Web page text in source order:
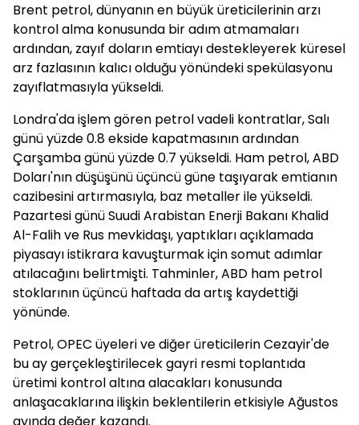
Brent petrol, dünyanın en büyük üreticilerinin arzı
kontrol alma konusunda bir adım atmamaları
ardından, zayıf doların emtiayı destekleyerek küresel
arz fazlasının kalıcı olduğu yönündeki spekülasyonu
zayıflatmasıyla yükseldi.
Londra'da işlem gören petrol vadeli kontratlar, Salı
günü yüzde 0.8 ekside kapatmasının ardından
Çarşamba günü yüzde 0.7 yükseldi. Ham petrol, ABD
Doları'nın düşüşünü üçüncü güne taşıyarak emtianın
cazibesini artırmasıyla, baz metaller ile yükseldi.
Pazartesi günü Suudi Arabistan Enerji Bakanı Khalid
Al-Falih ve Rus mevkidaşı, yaptıkları açıklamada
piyasayı istikrara kavuşturmak için somut adımlar
atılacağını belirtmişti. Tahminler, ABD ham petrol
stoklarının üçüncü haftada da artış kaydettiği
yönünde.
Petrol, OPEC üyeleri ve diğer üreticilerin Cezayir'de
bu ay gerçekleştirilecek gayri resmi toplantıda
üretimi kontrol altına alacakları konusunda
anlaşacaklarına ilişkin beklentilerin etkisiyle Ağustos